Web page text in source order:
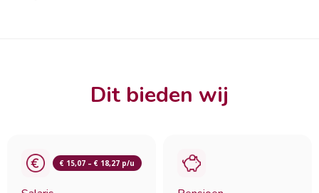
Dit bieden wij
€ 15,07 – € 18,27 p/u